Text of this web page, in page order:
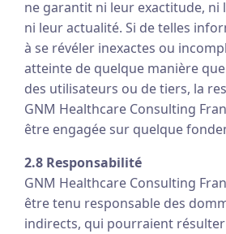
ne garantit ni leur exactitude, ni
ni leur actualité. Si de telles
à se révéler inexactes ou
atteinte de quelque manière
des utilisateurs ou de tiers, la
GNM Healthcare Consulting
être engagée sur quelque
2.8 Responsabilité
GNM Healthcare Consulting
être tenu responsable des
indirects, qui pourraient résulter